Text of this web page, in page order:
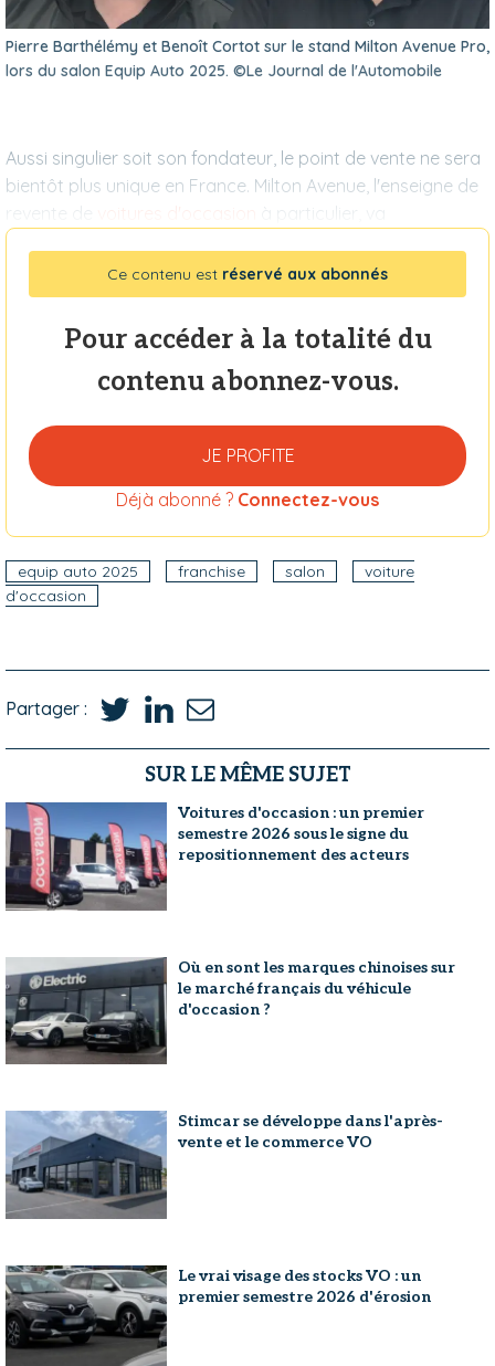
Pierre Barthélémy et Benoît Cortot sur le stand Milton Avenue Pro,
lors du salon Equip Auto 2025. ©Le Journal de l'Automobile
Aussi singulier soit son fondateur, le point de vente ne sera
bientôt plus unique en France. Milton Avenue, l'enseigne de
revente de
à particulier, va
Ce contenu est réservé aux abonnés
Pour accéder à la totalité du
contenu abonnez-vous.
JE PROFITE
Déjà abonné ? Connectez-vous
equip auto 2025 franchise salon
voiture
d'occasion
Partager :
SUR LE MÊME SUJET
Voitures d'occasion : un premier
semestre 2026 sous le signe du
repositionnement des acteurs
Où en sont les marques chinoises sur
le marché français du véhicule
d'occasion ?
Stimcar se développe dans l'après-
vente et le commerce VO
Le vrai visage des stocks VO : un
premier semestre 2026 d'érosion